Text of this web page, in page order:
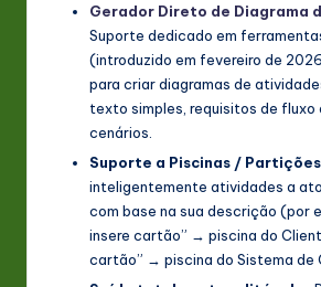
Gerador Direto de Diagrama
Suporte dedicado em
(introduzido em fevereiro de
para criar diagramas de
texto simples, requisitos de fluxo
cenários.
Suporte a Piscinas / Partições
inteligentemente atividades a
com base na sua descrição (por
insere cartão” → piscina do
cartão” → piscina do Sistema de